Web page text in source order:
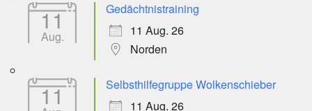
11
Aug.
Gedächtnistraining
11 Aug. 26
Norden
11
Selbsthilfegruppe Wolkenschieber
11 Aug. 26